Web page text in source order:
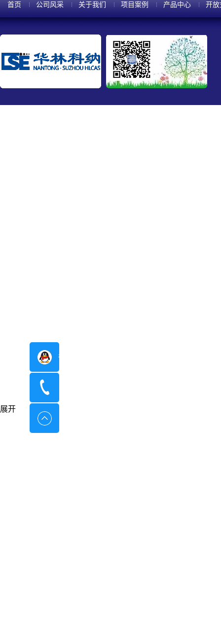
首页 公司风采 关于我们 项目案例 产品中心 开放
在线咨询
展开